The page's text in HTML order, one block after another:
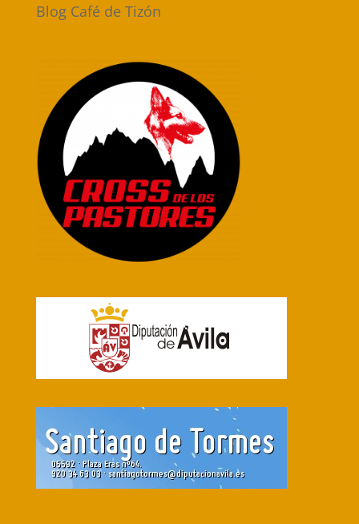
Blog Café de Tizón